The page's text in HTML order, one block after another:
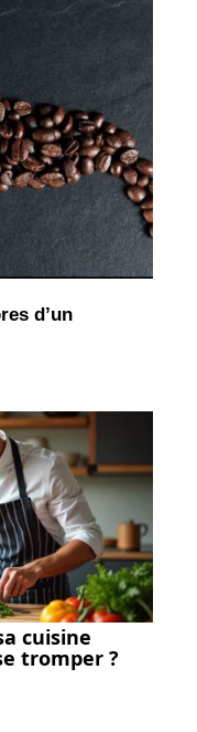
d’un
cuisine
tromper ?